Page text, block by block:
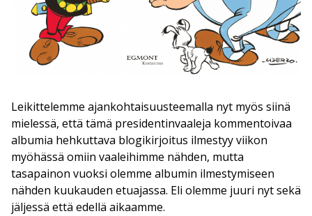
Leikittelemme ajankohtaisuusteemalla nyt myös siinä
mielessä, että tämä presidentinvaaleja kommentoivaa
albumia hehkuttava blogikirjoitus ilmestyy viikon
myöhässä omiin vaaleihimme nähden, mutta
tasapainon vuoksi olemme albumin ilmestymiseen
nähden kuukauden etuajassa. Eli olemme juuri nyt sekä
jäljessä että edellä aikaamme.